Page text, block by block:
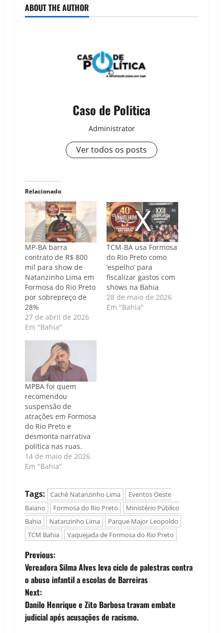
ABOUT THE AUTHOR
Caso de Politica
Administrator
Ver todos os posts
Relacionado
MP-BA barra
contrato de R$ 800
mil para show de
Natanzinho Lima em
Formosa do Rio Preto
por sobrepreço de
28%
27 de abril de 2026
Em "Bahia"
TCM-BA usa Formosa
do Rio Preto como
‘espelho’ para
fiscalizar gastos com
shows na Bahia
28 de maio de 2026
Em "Bahia"
MPBA foi quem
recomendou
suspensão de
atrações em Formosa
do Rio Preto e
desmonta narrativa
política nas ruas.
14 de maio de 2026
Em "Bahia"
Tags: Cachê Natanzinho Lima
Eventos Oeste
Baiano
Formosa do Rio Preto
Ministério Público
Bahia
Natanzinho Lima
Parque Major Leopoldo
TCM Bahia
Vaquejada de Formosa do Rio Preto
P
o
s
t
Previous:
Vereadora Silma Alves leva ciclo de palestras contra
o abuso infantil a escolas de Barreiras
Next:
Danilo Henrique e Zito Barbosa travam embate
judicial após acusações de racismo.